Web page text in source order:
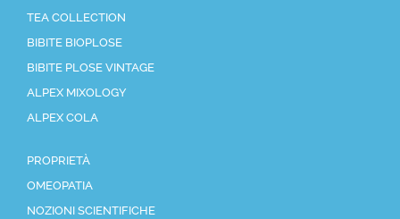
TEA COLLECTION
BIBITE BIOPLOSE
BIBITE PLOSE VINTAGE
ALPEX MIXOLOGY
ALPEX COLA
PROPRIETÀ
OMEOPATIA
NOZIONI SCIENTIFICHE